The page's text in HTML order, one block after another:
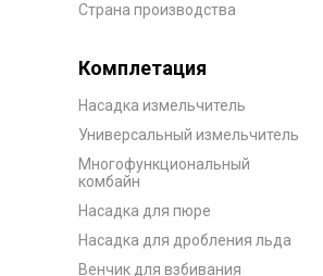
Страна производства
Комплетация
Насадка измельчитель
Универсальный измельчитель
Многофункциональный
комбайн
Насадка для пюре
Насадка для дробления льда
Венчик для взбивания